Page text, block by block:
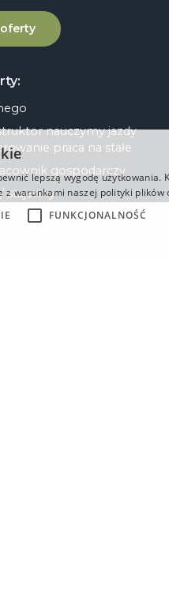
nauczymy jazdy
praca na stałe
gospodarczy
stajenny
lepszą wygodę
z warunkami naszej polityki plików
FUNKCJONALNOŚĆ